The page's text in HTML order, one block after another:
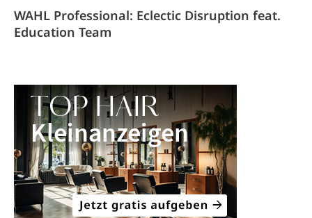
WAHL Professional: Eclectic Disruption feat.
Education Team